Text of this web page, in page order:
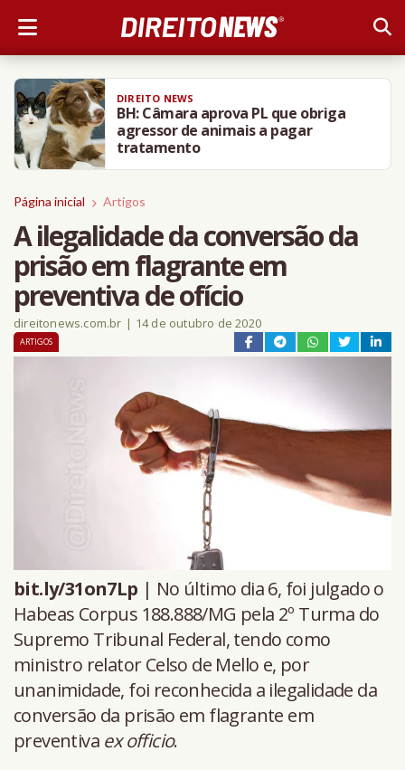
DIREITO NEWS
BH: Câmara aprova PL que obriga
agressor de animais a pagar
tratamento
Página inicial Artigos
A ilegalidade da conversão da
prisão em flagrante em
preventiva de ofício
direitonews.com.br | 14 de outubro de 2020
ARTIGOS
bit.ly/31on7Lp | No último dia 6, foi julgado o
Habeas Corpus 188.888/MG pela 2º Turma do
Supremo Tribunal Federal, tendo como
ministro relator Celso de Mello e, por
unanimidade, foi reconhecida a ilegalidade da
conversão da prisão em flagrante em
preventiva ex officio.